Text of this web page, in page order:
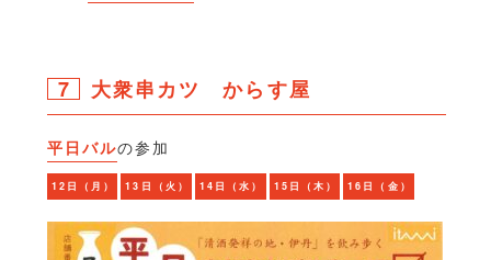
7 大衆串カツ からす屋
平日バルの参加
12日（月） 13日（火） 14日（水） 15日（木） 16日（金）